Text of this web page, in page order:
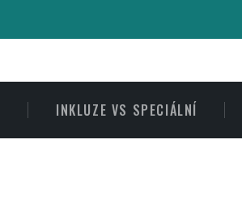
INKLUZE VS SPECIÁLNÍ